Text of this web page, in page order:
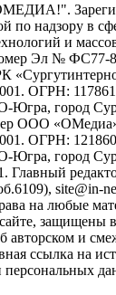
по надзору в
и
Эл № ФС77-
ОГРН:
Югра, город
ООО
ОГРН:
город
Главный
site@in-
на любые
защищены в
авторском и
ссылка на
персональных